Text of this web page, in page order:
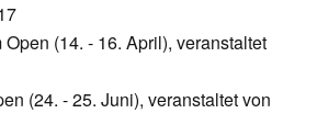
(14. - 16. April), veranstaltet
(24. - 25. Juni), veranstaltet von